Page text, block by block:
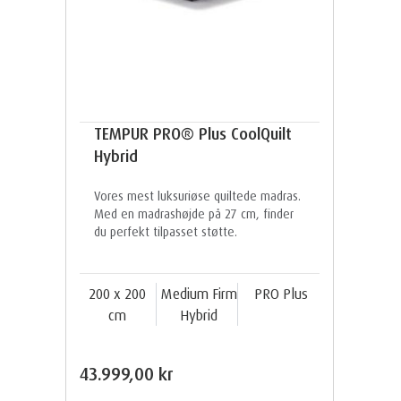
TEMPUR PRO® Plus CoolQuilt
Hybrid
Vores mest luksuriøse quiltede madras.
Med en madrashøjde på 27 cm, finder
du perfekt tilpasset støtte.
200 x 200
cm
Medium Firm
Hybrid
PRO Plus
43.999,00 kr